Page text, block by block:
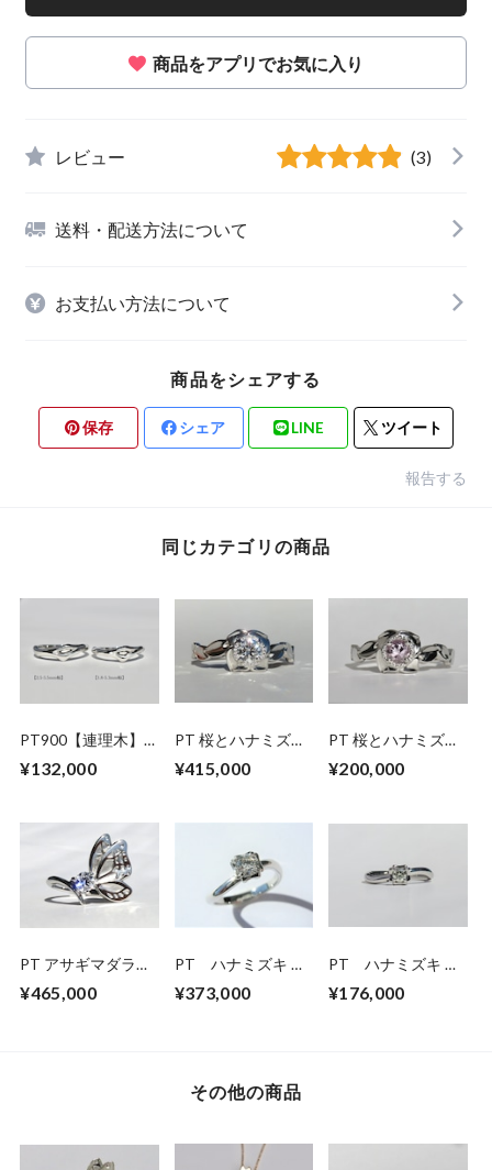
商品をアプリでお気に入り
レビュー (3)
送料・配送方法について
お支払い方法について
商品をシェアする
保存 シェア LINE ツイート
報告する
同じカテゴリの商品
PT900【連理木】
¥132,000
PT 桜とハナミズキ
グ
¥415,000
PT 桜とハナミズキ
グ
¥200,000
PT アサギマダラの
¥465,000
PT ハナミズキ ダ
（受注生産）
¥373,000
PT ハナミズキ ダ
(0.18ct)
¥176,000
その他の商品